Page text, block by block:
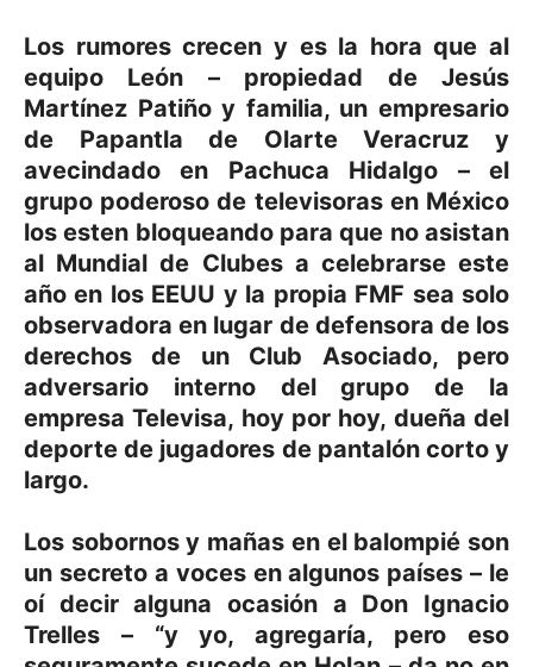
Los rumores crecen y es la hora que al
equipo León – propiedad de Jesús
Martínez Patiño y familia, un empresario
de Papantla de Olarte Veracruz y
avecindado en Pachuca Hidalgo – el
grupo poderoso de televisoras en México
los esten bloqueando para que no asistan
al Mundial de Clubes a celebrarse este
año en los EEUU y la propia FMF sea solo
observadora en lugar de defensora de los
derechos de un Club Asociado, pero
adversario interno del grupo de la
empresa Televisa, hoy por hoy, dueña del
deporte de jugadores de pantalón corto y
largo.
Los sobornos y mañas en el balompié son
un secreto a voces en algunos países – le
oí decir alguna ocasión a Don Ignacio
Trelles – “y yo, agregaría, pero eso